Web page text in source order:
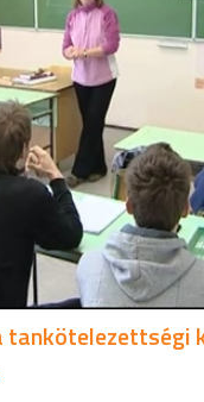
tankötelezettségi